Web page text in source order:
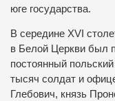
юге государства.
В середине XVI
в Белой Церкви был
постоянный
тысяч солдат и
Глебович, князь